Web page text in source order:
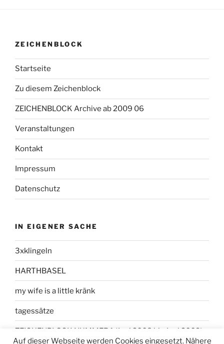
ZEICHENBLOCK
Startseite
Zu diesem Zeichenblock
ZEICHENBLOCK Archive ab 2009 06
Veranstaltungen
Kontakt
Impressum
Datenschutz
IN EIGENER SACHE
3xklingeln
HARTHBASEL
my wife is a little kränk
tagessätze
ZEICHENBLOCK NUMMER 1 (Juni 2008 bis Juni 2009)
Auf dieser Webseite werden Cookies eingesetzt. Nähere